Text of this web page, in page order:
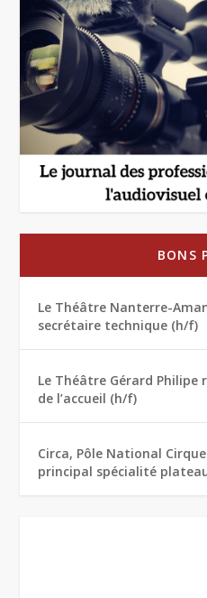
BONS
Le Théâtre Nanterre-
secrétaire technique (h/f)
Le Théâtre Gérard Philipe
de l’accueil (h/f)
Circa, Pôle National
principal spécialité